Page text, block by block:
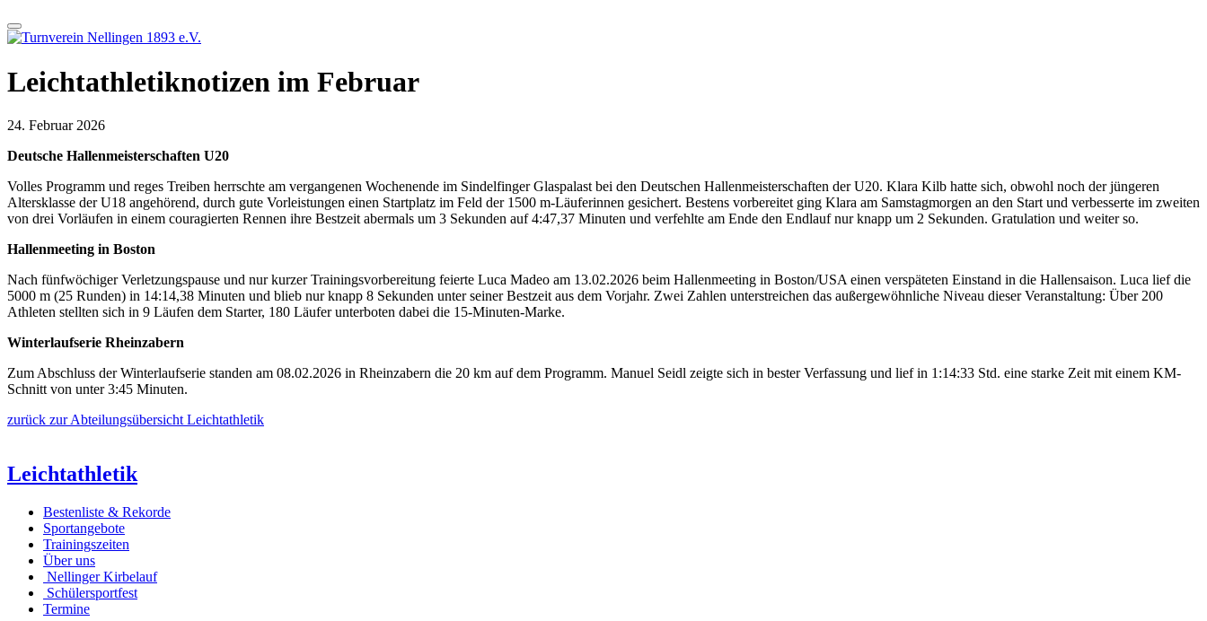
Leichtathletiknotizen im Februar
24. Februar 2026
Deutsche Hallenmeisterschaften U20
Volles Programm und reges Treiben herrschte am vergangenen Wochenende im Sindelfinger Glaspalast bei den Deutschen Hallenmeisterschaften der U20. Klara Kilb hatte sich, obwohl noch der jüngeren
Altersklasse der U18 angehörend, durch gute Vorleistungen einen Startplatz im Feld der 1500 m-Läuferinnen gesichert. Bestens vorbereitet ging Klara am Samstagmorgen an den Start und verbesserte im zweiten
von drei Vorläufen in einem couragierten Rennen ihre Bestzeit abermals um 3 Sekunden auf 4:47,37 Minuten und verfehlte am Ende den Endlauf nur knapp um 2 Sekunden. Gratulation und weiter so.
Hallenmeeting in Boston
Nach fünfwöchiger Verletzungspause und nur kurzer Trainingsvorbereitung feierte Luca Madeo am 13.02.2026 beim Hallenmeeting in Boston/USA einen verspäteten Einstand in die Hallensaison. Luca lief die
5000 m (25 Runden) in 14:14,38 Minuten und blieb nur knapp 8 Sekunden unter seiner Bestzeit aus dem Vorjahr. Zwei Zahlen unterstreichen das außergewöhnliche Niveau dieser Veranstaltung: Über 200
Athleten stellten sich in 9 Läufen dem Starter, 180 Läufer unterboten dabei die 15-Minuten-Marke.
Winterlaufserie Rheinzabern
Zum Abschluss der Winterlaufserie standen am 08.02.2026 in Rheinzabern die 20 km auf dem Programm. Manuel Seidl zeigte sich in bester Verfassung und lief in 1:14:33 Std. eine starke Zeit mit einem KM-
Schnitt von unter 3:45 Minuten.
zurück zur Abteilungsübersicht Leichtathletik
Leichtathletik
Bestenliste & Rekorde
Sportangebote
Trainingszeiten
Über uns
Nellinger Kirbelauf
Schülersportfest
Termine